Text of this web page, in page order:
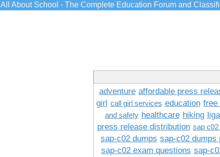
All About School - The Complete Education Forum and
adventure affordable press
girl call girl services education free
and safety healthcare hiking
press release distribution sap
sap-c02 dumps sap-c02 dumps
sap-c02 exam questions sap-